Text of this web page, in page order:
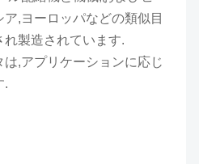
,ヨーロッパなどの類似目
製造されています.
,アプリケーションに応じ
.